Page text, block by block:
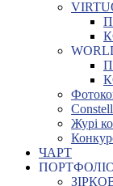
Журі
ЧАРТ